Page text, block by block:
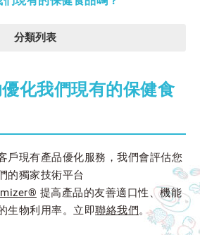
分類列表
化我們現有的保健食
戶現有產品優化服務，我們會評估您
的獨家技術平台
提高產品的友善適口性、機能
生物利用率。立即聯絡我們。